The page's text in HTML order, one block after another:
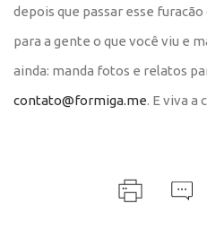
depois que passar esse
para a gente o que você viu e
ainda: manda fotos e relatos
contato@formiga.me. E viva a